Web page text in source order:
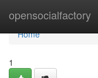
opensocialfactory
Home
Home
1